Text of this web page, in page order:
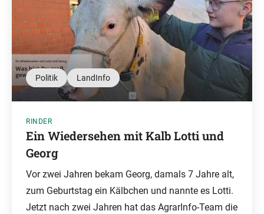
Politik LandInfo
RINDER
Ein Wiedersehen mit Kalb Lotti und
Georg
Vor zwei Jahren bekam Georg, damals 7 Jahre alt,
zum Geburtstag ein Kälbchen und nannte es Lotti.
Jetzt nach zwei Jahren hat das AgrarInfo-Team die